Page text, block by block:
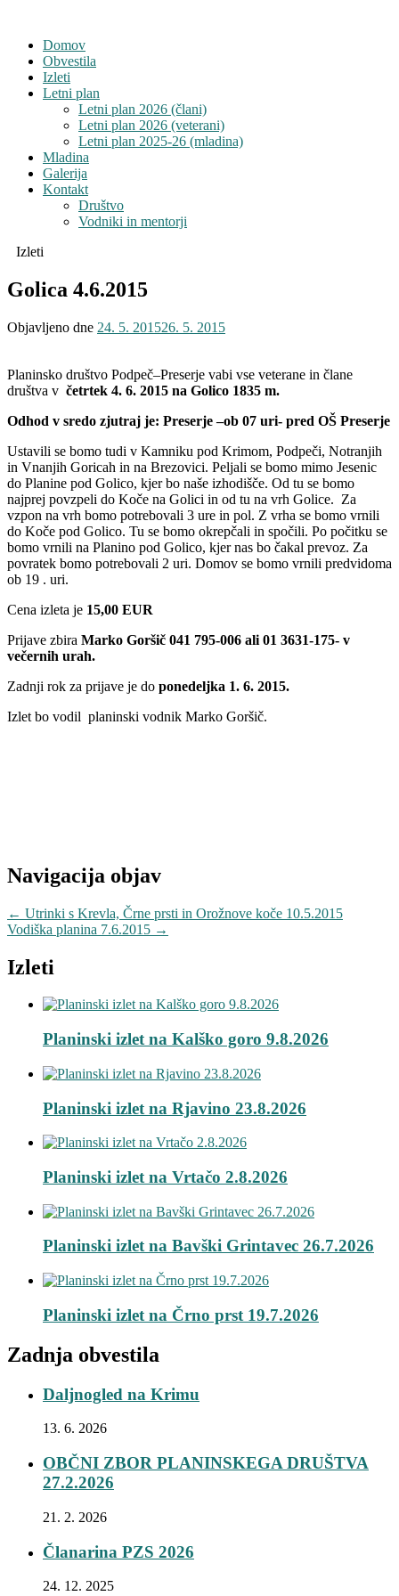
Domov
Obvestila
Izleti
Letni plan
Letni plan 2026 (člani)
Letni plan 2026 (veterani)
Letni plan 2025-26 (mladina)
Mladina
Galerija
Kontakt
Društvo
Vodniki in mentorji
Izleti
Golica 4.6.2015
Objavljeno dne 24. 5. 201526. 5. 2015
Planinsko društvo Podpeč–Preserje vabi vse veterane in člane
društva v četrtek 4. 6. 2015 na Golico 1835 m.
Odhod v sredo zjutraj je: Preserje –ob 07 uri- pred OŠ Preserje
Ustavili se bomo tudi v Kamniku pod Krimom, Podpeči, Notranjih
in Vnanjih Goricah in na Brezovici. Peljali se bomo mimo Jesenic
do Planine pod Golico, kjer bo naše izhodišče. Od tu se bomo
najprej povzpeli do Koče na Golici in od tu na vrh Golice. Za
vzpon na vrh bomo potrebovali 3 ure in pol. Z vrha se bomo vrnili
do Koče pod Golico. Tu se bomo okrepčali in spočili. Po počitku se
bomo vrnili na Planino pod Golico, kjer nas bo čakal prevoz. Za
povratek bomo potrebovali 2 uri. Domov se bomo vrnili predvidoma
ob 19 . uri.
Cena izleta je 15,00 EUR
Prijave zbira Marko Goršič 041 795-006 ali 01 3631-175- v
večernih urah.
Zadnji rok za prijave je do ponedeljka 1. 6. 2015.
Izlet bo vodil planinski vodnik Marko Goršič.
Navigacija objav
← Utrinki s Krevla, Črne prsti in Orožnove koče 10.5.2015
Vodiška planina 7.6.2015 →
Izleti
Planinski izlet na Kalško goro 9.8.2026
Planinski izlet na Rjavino 23.8.2026
Planinski izlet na Vrtačo 2.8.2026
Planinski izlet na Bavški Grintavec 26.7.2026
Planinski izlet na Črno prst 19.7.2026
Zadnja obvestila
Daljnogled na Krimu
13. 6. 2026
OBČNI ZBOR PLANINSKEGA DRUŠTVA
27.2.2026
21. 2. 2026
Članarina PZS 2026
24. 12. 2025